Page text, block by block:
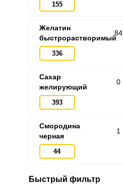
155
Желатин
быстрорастворимый
336
84
Сахар
желирующий
393
0
Смородина
черная
44
1
Быстрый фильтр